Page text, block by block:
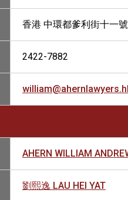
香港 中環都爹利街十一
2422-7882
AHERN WILLIAM
劉熙逸 LAU HEI YAT